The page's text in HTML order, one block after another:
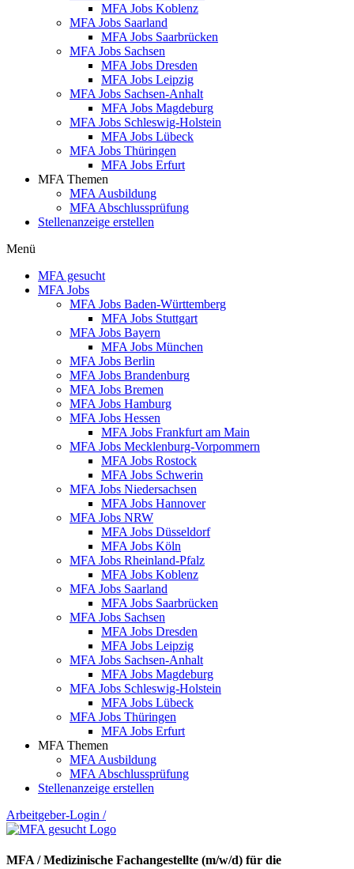
MFA Jobs Koblenz
MFA Jobs Saarland
MFA Jobs Saarbrücken
MFA Jobs Sachsen
MFA Jobs Dresden
MFA Jobs Leipzig
MFA Jobs Sachsen-Anhalt
MFA Jobs Magdeburg
MFA Jobs Schleswig-Holstein
MFA Jobs Lübeck
MFA Jobs Thüringen
MFA Jobs Erfurt
MFA Themen
MFA Ausbildung
MFA Abschlussprüfung
Stellenanzeige erstellen
Menü
MFA gesucht
MFA Jobs
MFA Jobs Baden-Württemberg
MFA Jobs Stuttgart
MFA Jobs Bayern
MFA Jobs München
MFA Jobs Berlin
MFA Jobs Brandenburg
MFA Jobs Bremen
MFA Jobs Hamburg
MFA Jobs Hessen
MFA Jobs Frankfurt am Main
MFA Jobs Mecklenburg-Vorpommern
MFA Jobs Rostock
MFA Jobs Schwerin
MFA Jobs Niedersachsen
MFA Jobs Hannover
MFA Jobs NRW
MFA Jobs Düsseldorf
MFA Jobs Köln
MFA Jobs Rheinland-Pfalz
MFA Jobs Koblenz
MFA Jobs Saarland
MFA Jobs Saarbrücken
MFA Jobs Sachsen
MFA Jobs Dresden
MFA Jobs Leipzig
MFA Jobs Sachsen-Anhalt
MFA Jobs Magdeburg
MFA Jobs Schleswig-Holstein
MFA Jobs Lübeck
MFA Jobs Thüringen
MFA Jobs Erfurt
MFA Themen
MFA Ausbildung
MFA Abschlussprüfung
Stellenanzeige erstellen
Arbeitgeber-Login /
MFA / Medizinische Fachangestellte (m/w/d) für die